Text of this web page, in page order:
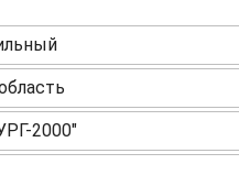
2000"